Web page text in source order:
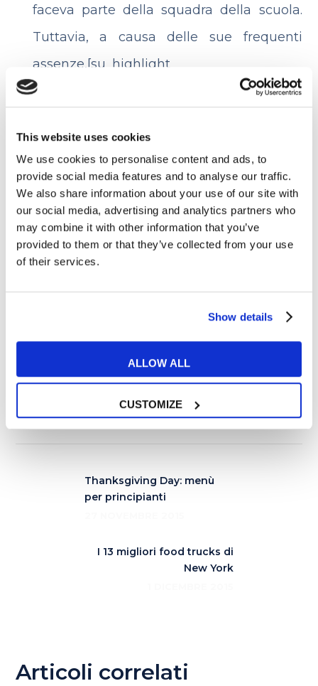
This website uses cookies
We use cookies to personalise content and ads, to
provide social media features and to analyse our traffic.
We also share information about your use of our site with
our social media, advertising and analytics partners who
may combine it with other information that you’ve
provided to them or that they’ve collected from your use
of their services.
Show details
ALLOW ALL
CUSTOMIZE
faceva parte della squadra della scuola.
Tuttavia, a causa delle sue frequenti
assenze,[su_highlight
background=”#d5dbfe”]fu espulso dal
[/su_highlight]
TraEminemeMariah Careynon scorre
buon sangue. Il rapper, infatti, aveva
citato la cantante in diverse canzoni e
suo rapporto (molto intimo) con la
cantante.
Thanksgiving Day: menù
per principianti
I 13 migliori food trucks di
New York
Articoli correlati